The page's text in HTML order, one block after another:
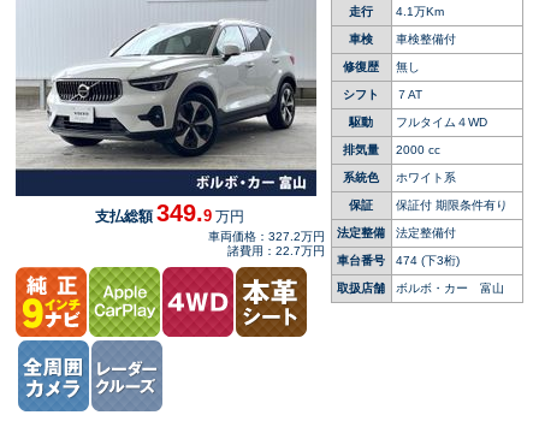
走行 4.1万Km
車検 車検整備付
修復歴 無し
シフト ７AT
駆動 フルタイム４WD
排気量 2000 cc
系統色 ホワイト系
保証 保証付 期限条件有り
法定整備 法定整備付
車台番号 474 (下3桁)
取扱店舗 ボルボ・カー 富山
支払総額349.9 万円
車両価格：327.2万円
諸費用：22.7万円